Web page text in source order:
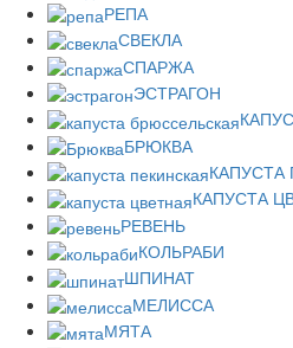
РЕПА
СВЕКЛА
СПАРЖА
ЭСТРАГОН
БРЮКВА
КАПУСТА
КАПУСТА
РЕВЕНЬ
КОЛЬРАБИ
ШПИНАТ
МЕЛИССА
МЯТА